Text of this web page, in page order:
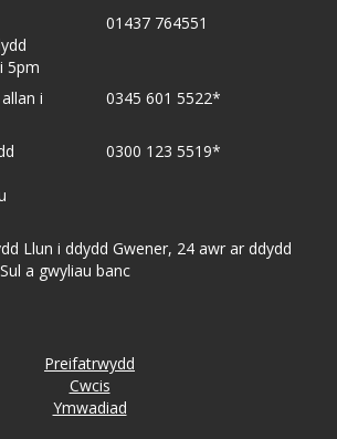
5pm
01437 764551
i
0345 601 5522*
0300 123 5519*
Llun i ddydd Gwener, 24 awr ar ddydd
a gwyliau banc
Preifatrwydd
Cwcis
Ymwadiad